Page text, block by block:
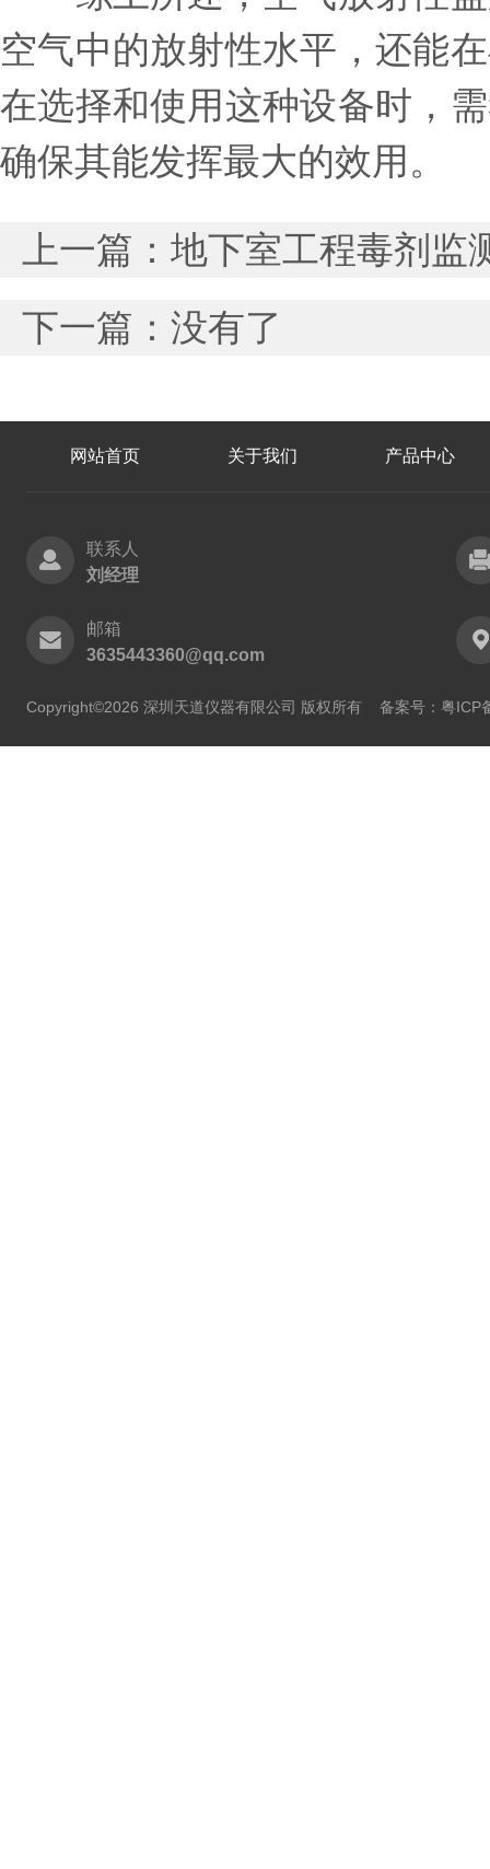
空气中的放射性水平，还能
在选择和使用这种设备时，
确保其能发挥最大的效用。
上一篇： 地下室工程毒剂监
下一篇：没有了
网站首页 关于我们 产品中心
联系人
刘经理
邮箱
3635443360@qq.com
Copyright©2026 深圳天道仪器有限公司 版权所有 备案号：粤ICP